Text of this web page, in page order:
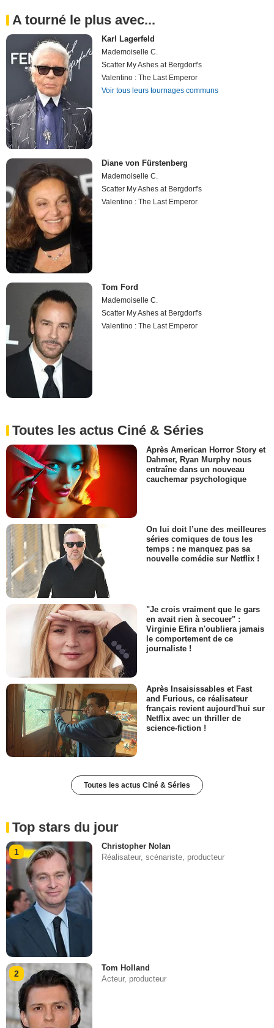
A tourné le plus avec...
Karl Lagerfeld
Mademoiselle C.
Scatter My Ashes at Bergdorf's
Valentino : The Last Emperor
Voir tous leurs tournages communs
Diane von Fürstenberg
Mademoiselle C.
Scatter My Ashes at Bergdorf's
Valentino : The Last Emperor
Tom Ford
Mademoiselle C.
Scatter My Ashes at Bergdorf's
Valentino : The Last Emperor
Toutes les actus Ciné & Séries
Après American Horror Story et
Dahmer, Ryan Murphy nous
entraîne dans un nouveau
cauchemar psychologique
On lui doit l’une des meilleures
séries comiques de tous les
temps : ne manquez pas sa
nouvelle comédie sur Netflix !
"Je crois vraiment que le gars
en avait rien à secouer" :
Virginie Efira n'oubliera jamais
le comportement de ce
journaliste !
Après Insaisissables et Fast
and Furious, ce réalisateur
français revient aujourd'hui sur
Netflix avec un thriller de
science-fiction !
Toutes les actus Ciné & Séries
Top stars du jour
1
Christopher Nolan
Réalisateur, scénariste, producteur
2
Tom Holland
Acteur, producteur